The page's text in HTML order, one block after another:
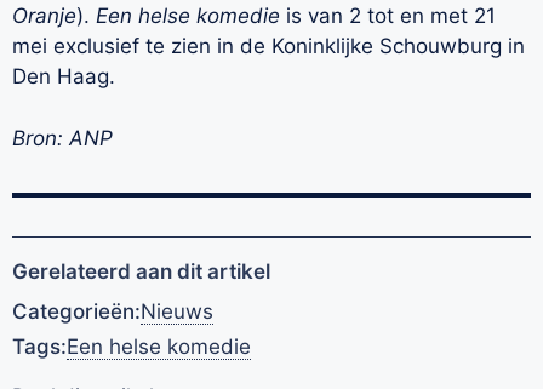
Oranje). Een helse komedie is van 2 tot en met 21
mei exclusief te zien in de Koninklijke Schouwburg in
Den Haag.
Bron: ANP
Gerelateerd aan dit artikel
Categorieën:Nieuws
Tags:Een helse komedie